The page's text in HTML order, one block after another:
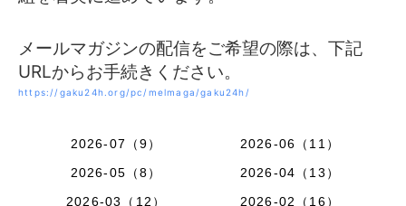
メールマガジンの配信をご希望の際は、下記
URLからお手続きください。
https://gaku24h.org/pc/melmaga/gaku24h/
2026-07（9）
2026-06（11）
2026-05（8）
2026-04（13）
2026-03（12）
2026-02（16）